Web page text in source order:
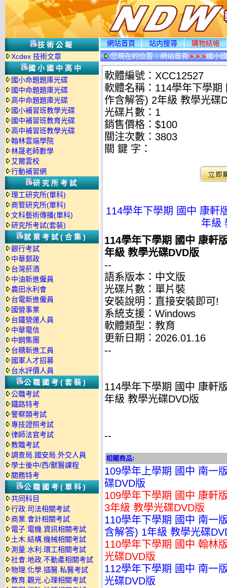
技術公報
Xcdex 技術文章
國小國中高中
國小命題題庫光碟
國中命題題庫光碟
高中命題題庫光碟
國小補習班教學光碟
國中補習班教育光碟
高中補習班教學光碟
翰林雲端學院
林晟老師數學
艾爾雲校
行動補習網
研究所考試
理工研究所(單科)
商管研究所(單科)
文科藝術傳播(單科)
研究所考試(套裝)
就業考試(合集)
銀行考試
中華郵政
台灣菸酒
中油新進僱員
農田水利會
台電新進僱員
國營事業
台鐵營運人員
中華電信
中鋼集團
台糖新進工員
國軍人才招募
台水評價人員
公職國考(套裝)
公職考試
鐵路特考
警察類考試
專技證照考試
律師法官考試
教職考試
調查局.國安局.外交人員
學士後中/西/獸醫課程
關務特考
公職國考(單科)
共同科目
行政.司法相關考試
商業.會計相關考試
電子.電機.資訊相關考試
土木.結構.機械相關考試
測量.水利.環工相關考試
社會.地政.不動產相關考試
物理.化學.插醫.私醫考試
教育.觀光.心理相關考試
網站首頁 站内搜尋
購物結帳
您現在的位置：網站首頁 國小
軟體編號：XCC12527
軟體名稱：114學年下學
作含解答) 2年級 教學光碟
光碟片數：1
銷售價格：$100
關注次數： 3803
關 鍵 字：
114學年下學期 國中 康軒
年級
114學年下學期 國中 康軒
年級 教學光碟DVD版
--
語系版本：中文版
光碟片數：單片裝
安裝說明：直接安裝即可!
系統支援：Windows
軟體類型：教育
更新日期：2026.01.16
--
114學年下學期 國中 康軒
年級 教學光碟DVD版
--
相關商品:
109學年上學期 國中 南一
碟DVD版
109學年下學期 國中 康軒
3年級 教學光碟DVD版
110學年下學期 國中 南一
含解答) 1年級 教學光碟
110學年下學期 國中 翰林
光碟DVD版
112學年下學期 國中 南一
光碟DVD版